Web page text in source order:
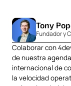
Tony
Fundador y
Colaborar con
de nuestra
internacional de
la velocidad